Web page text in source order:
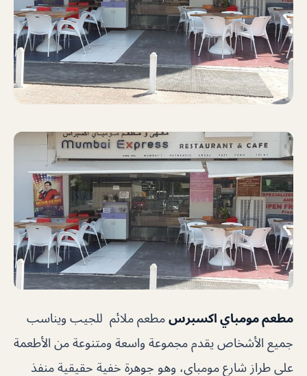
مطعم مومباي اكسبرس مطعم ملائم للجيب ويناسب
جميع الأشخاص يقدم مجموعة واسعة ومتنوعة من الأطعمة
على طراز شارع مومباي، وهو جوهرة خفية حقيقية منفذ